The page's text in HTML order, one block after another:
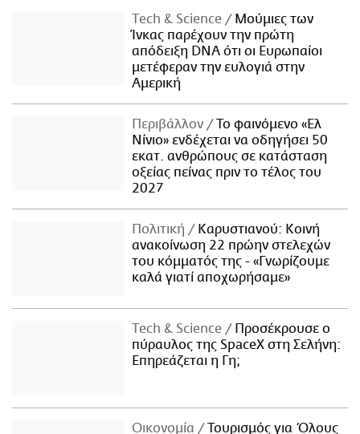
Τech & Science
Μούμιες των
Ίνκας παρέχουν την πρώτη
απόδειξη DNA ότι οι Ευρωπαίοι
μετέφεραν την ευλογιά στην
Αμερική
Περιβάλλον
Το φαινόμενο «Ελ
Νίνιο» ενδέχεται να οδηγήσει 50
εκατ. ανθρώπους σε κατάσταση
οξείας πείνας πριν το τέλος του
2027
Πολιτική
Καρυστιανού: Κοινή
ανακοίνωση 22 πρώην στελεχών
του κόμματός της - «Γνωρίζουμε
καλά γιατί αποχωρήσαμε»
Τech & Science
Προσέκρουσε ο
πύραυλος της SpaceX στη Σελήνη:
Επηρεάζεται η Γη;
Οικονομία
Τουρισμός για Όλους